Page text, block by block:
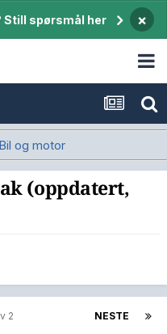
Still spørsmål her ×
Bil og motor
(oppdatert,
NESTE
2